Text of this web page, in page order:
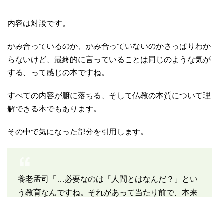
内容は対談です。
かみ合っているのか、かみ合っていないのかさっぱりわか
らないけど、最終的に言っていることは同じのような気が
する、って感じの本ですね。
すべての内容が腑に落ちる、そして仏教の本質について理
解できる本でもあります。
その中で気になった部分を引用します。
養老孟司「…必要なのは「人間とはなんだ？」とい
う教育なんですね。それがあって当たり前で、本来